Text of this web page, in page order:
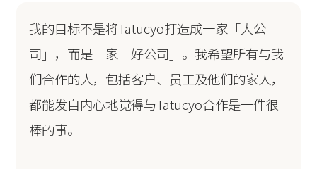
我的目标不是将Tatucyo打造成一家「大公
司」，而是一家「好公司」。我希望所有与我
们合作的人，包括客户、员工及他们的家人，
都能发自内心地觉得与Tatucyo合作是一件很
棒的事。